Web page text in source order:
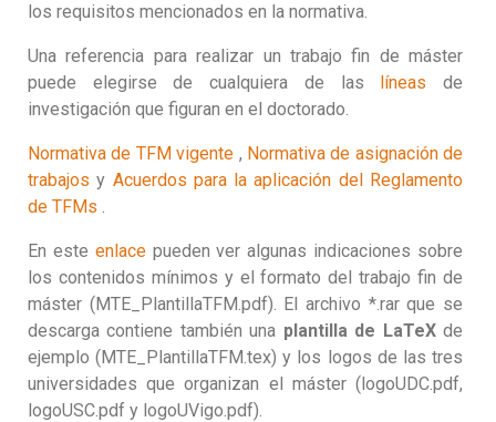
los requisitos mencionados en la normativa.
Una referencia para realizar un trabajo fin de máster
puede elegirse de cualquiera de las líneas de
investigación que figuran en el doctorado.
Normativa de TFM vigente , Normativa de asignación de
trabajos y Acuerdos para la aplicación del Reglamento
de TFMs .
En este enlacepueden ver algunas indicaciones sobre
los contenidos mínimos y el formato del trabajo fin de
máster (MTE_PlantillaTFM.pdf). El archivo *.rar que se
descarga contiene también una plantilla de LaTeXde
ejemplo (MTE_PlantillaTFM.tex) y los logos de las tres
universidades que organizan el máster (logoUDC.pdf,
logoUSC.pdf y logoUVigo.pdf).